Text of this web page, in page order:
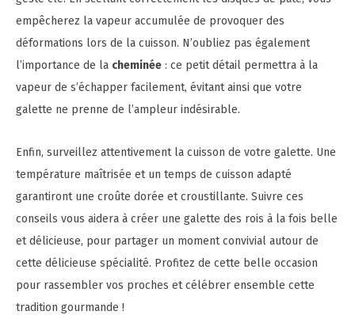
empêcherez la vapeur accumulée de provoquer des
déformations lors de la cuisson. N’oubliez pas également
l’importance de la cheminée : ce petit détail permettra à la
vapeur de s’échapper facilement, évitant ainsi que votre
galette ne prenne de l’ampleur indésirable.
Enfin, surveillez attentivement la cuisson de votre galette. Une
température maîtrisée et un temps de cuisson adapté
garantiront une croûte dorée et croustillante. Suivre ces
conseils vous aidera à créer une galette des rois à la fois belle
et délicieuse, pour partager un moment convivial autour de
cette délicieuse spécialité. Profitez de cette belle occasion
pour rassembler vos proches et célébrer ensemble cette
tradition gourmande !